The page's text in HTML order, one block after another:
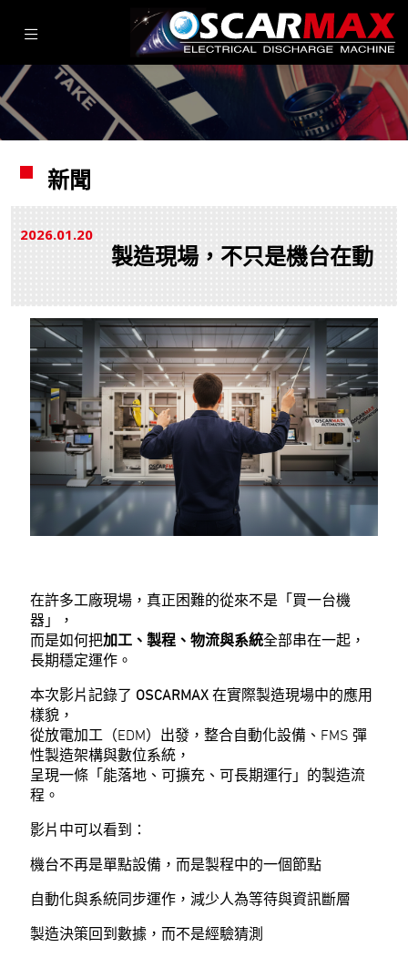
新聞
2026.01 20
製造現場，不只是機台在動
在許多工廠現場，真正困難的從來不是「買一台機
器」，
而是如何把加工、製程、物流與系統全部串在一起，
長期穩定運作。
本次影片記錄了 OSCARMAX 在實際製造現場中的應用
樣貌，
從放電加工（EDM）出發，整合自動化設備、FMS 彈
性製造架構與數位系統，
呈現一條「能落地、可擴充、可長期運行」的製造流
程。
影片中可以看到：
機台不再是單點設備，而是製程中的一個節點
自動化與系統同步運作，減少人為等待與資訊斷層
製造決策回到數據，而不是經驗猜測